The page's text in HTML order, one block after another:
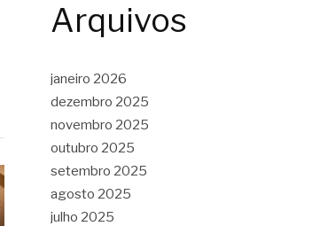
Arquivos
janeiro 2026
dezembro 2025
novembro 2025
outubro 2025
setembro 2025
agosto 2025
julho 2025